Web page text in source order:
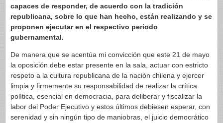
capaces de responder, de acuerdo con la tradición
republicana, sobre lo que han hecho, están realizando y se
proponen ejecutar en el respectivo periodo
gubernamental.
De manera que se acentúa mi convicción que este 21 de mayo
la oposición debe estar presente en la sala, actuar con estricto
respeto a la cultura republicana de la nación chilena y ejercer
limpia y firmemente su responsabilidad de realizar la crítica
política, esencial en democracia, para deliberar y fiscalizar la
labor del Poder Ejecutivo y estos últimos debiesen esperar, con
serenidad y sin ningún tipo de maniobras, el juicio democrático